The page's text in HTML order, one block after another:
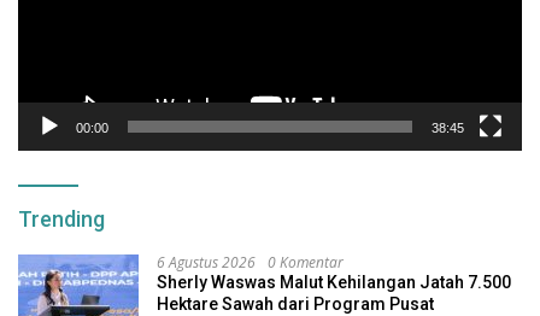
00:00 38:45
Trending
6 Agustus 2026 0 Komentar
Sherly Waswas Malut Kehilangan Jatah 7.500
Hektare Sawah dari Program Pusat